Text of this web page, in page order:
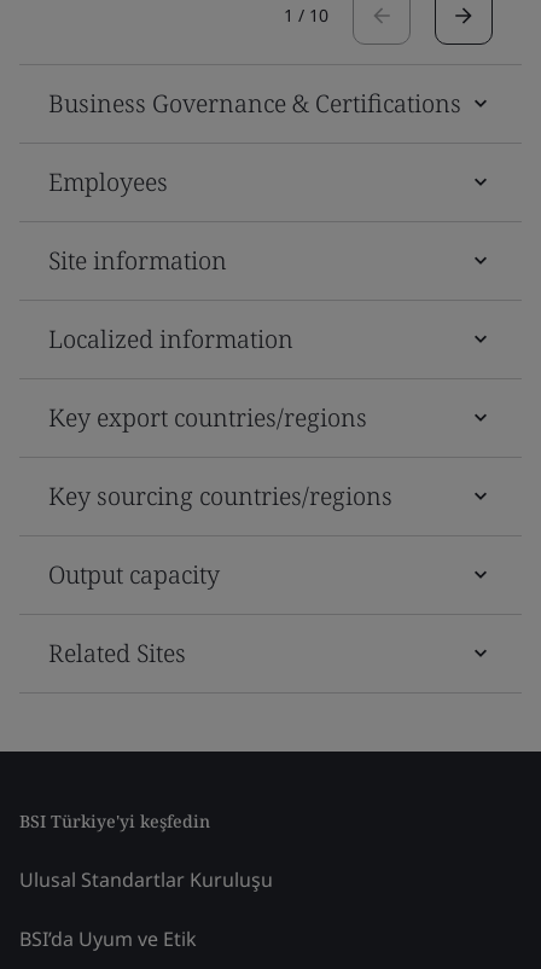
1 / 10
Business Governance & Certifications
Employees
Site information
Localized information
Key export countries/regions
Key sourcing countries/regions
Output capacity
Related Sites
BSI Türkiye'yi keşfedin
Ulusal Standartlar Kuruluşu
BSI’da Uyum ve Etik